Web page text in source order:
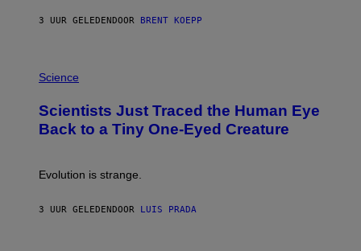
S
O
S
T
E
3 UUR GELEDEN DOOR BRENT KOEPP
H
O
:
C
I
G
Science
Scientists Just Traced the Human Eye
Back to a Tiny One-Eyed Creature
Evolution is strange.
3 UUR GELEDEN DOOR LUIS PRADA